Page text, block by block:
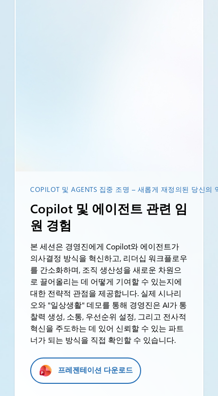
COPILOT 및 AGENTS 집중 조명 – 새롭게 재정의된 당신의
Copilot 및 에이전트 관련 임
원 경험
본 세션은 경영진에게 Copilot와 에이전트가
의사결정 방식을 혁신하고, 리더십 워크플로우
를 간소화하며, 조직 생산성을 새로운 차원으
로 끌어올리는 데 어떻게 기여할 수 있는지에
대한 전략적 관점을 제공합니다. 실제 시나리
오와 "일상생활" 데모를 통해 경영진은 AI가 통
찰력 생성, 소통, 우선순위 설정, 그리고 전사적
혁신을 주도하는 데 있어 신뢰할 수 있는 파트
너가 되는 방식을 직접 확인할 수 있습니다.
프레젠테이션 다운로드